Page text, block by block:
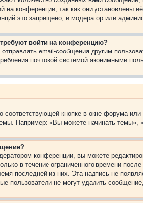
на конференции, так как они
это запрещено, и модератор или
войти на конференцию?
отправлять email-сообщения другим
почтовой системой анонимными
кнопке в окне форума
Например: «Вы можете начинать темы»,
конференции, вы можете
в течение ограниченного времени
последней из них. Эта надпись не
пользователи не могут удалить